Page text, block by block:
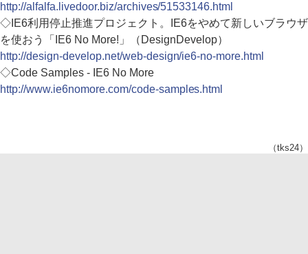
http://alfalfa.livedoor.biz/archives/51533146.html
◇IE6利用停止推進プロジェクト。IE6をやめて新しいブラウザ
を使おう「IE6 No More!」（DesignDevelop）
http://design-develop.net/web-design/ie6-no-more.html
◇Code Samples - IE6 No More
http://www.ie6nomore.com/code-samples.html
（tks24）